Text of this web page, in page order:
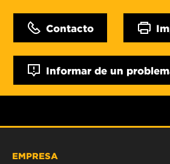
Contacto
Informar de un
EMPRESA